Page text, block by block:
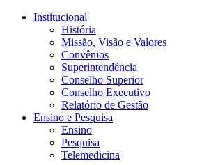
Conteúdo principal
Institucional
História
Missão, Visão e Valores
Convênios
Superintendência
Conselho Superior
Conselho Executivo
Relatório de Gestão
Ensino e Pesquisa
Ensino
Pesquisa
Telemedicina